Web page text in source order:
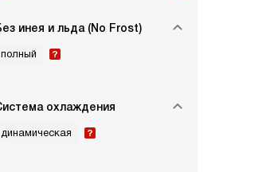
инея и льда (No Frost)
полный
охлаждения
динамическая